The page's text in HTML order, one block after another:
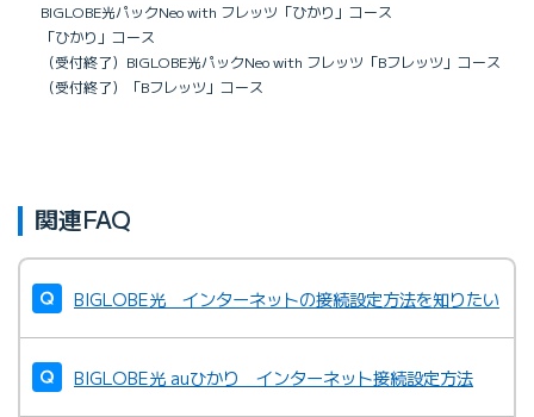
BIGLOBE光パックNeo with フレッツ「ひかり」コース
「ひかり」コース
（受付終了）BIGLOBE光パックNeo with フレッツ「Bフレッツ」コース
（受付終了）「Bフレッツ」コース
関連FAQ
BIGLOBE光 インターネットの接続設定方法を知りたい
BIGLOBE光 auひかり インターネット接続設定方法